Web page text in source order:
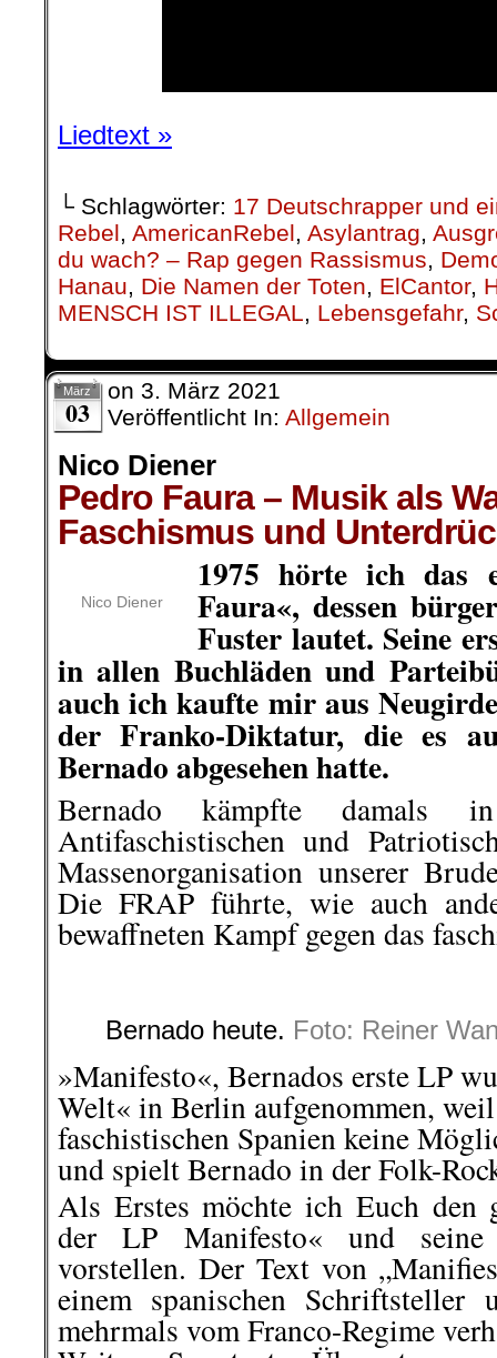
Liedtext »
└ Schlagwörter: 17 Deutschrapper und
Rebel, AmericanRebel, Asylantrag,
du wach? – Rap gegen Rassismus,
Hanau, Die Namen der Toten, ElCantor,
MENSCH IST ILLEGAL, Lebensgefahr,
März
03
on 3. März 2021
Veröffentlicht In: Allgemein
Nico Diener
Pedro Faura – Musik als
Faschismus und
Nico Diener
1975 hörte ich das
Faura«, dessen
Fuster lautet. Seine
in allen Buchläden und
auch ich kaufte mir aus
der Franko-Diktatur, die es
Bernado abgesehen hatte.
Bernado kämpfte damals
Antifaschistischen und
Massenorganisation unserer
Die FRAP führte, wie auch
bewaffneten Kampf gegen das
Bernado heute. Foto: Reiner
»Manifesto«, Bernados ersteLP
Welt« in Berlin aufgenommen,
faschistischen Spanien keine
und spieltBernado in der Folk-
Als Erstes möchte ich Euch den
der LP Manifesto« und
vorstellen. Der Text von „
einem spanischen Schriftsteller
mehrmals vom Franco-Regime